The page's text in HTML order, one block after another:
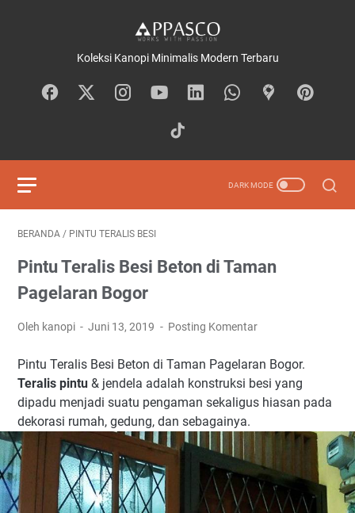
Koleksi Kanopi Minimalis Modern Terbaru
BERANDA / PINTU TERALIS BESI
Pintu Teralis Besi Beton di Taman
Pagelaran Bogor
Oleh kanopi Juni 13, 2019 Posting Komentar
Pintu Teralis Besi Beton di Taman Pagelaran Bogor.
Teralis pintu & jendela adalah konstruksi besi yang
dipadu menjadi suatu pengaman sekaligus hiasan pada
dekorasi rumah, gedung, dan sebagainya.